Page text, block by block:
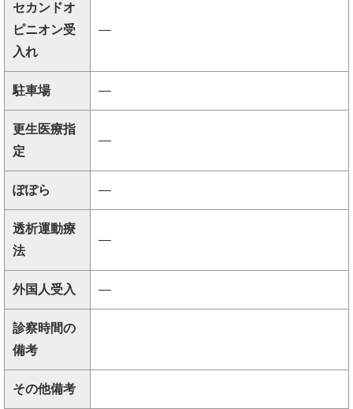
セカンドオ
ピニオン受
入れ
―
駐車場 ―
更生医療指
定
―
ぽぽら ―
透析運動療
法
―
外国人受入 ―
診察時間の
備考
その他備考